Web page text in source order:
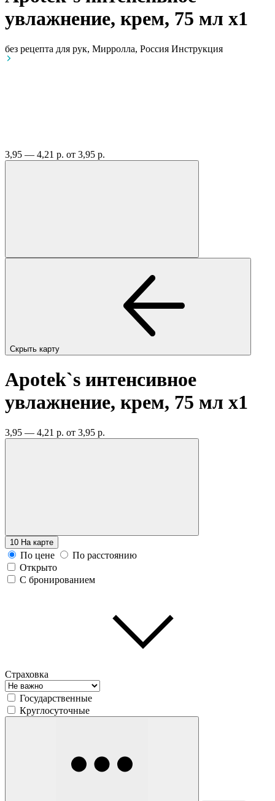
увлажнение, крем, 75 мл x1
без рецепта для рук, Мирролла, Россия Инструкция
3,95 — 4,21 р. от 3,95 р.
Скрыть карту
Apotek`s интенсивное
увлажнение, крем, 75 мл x1
3,95 — 4,21 р. от 3,95 р.
10 На карте
По цене
По расстоянию
Открыто
С бронированием
Страховка
Государственные
Круглосуточные